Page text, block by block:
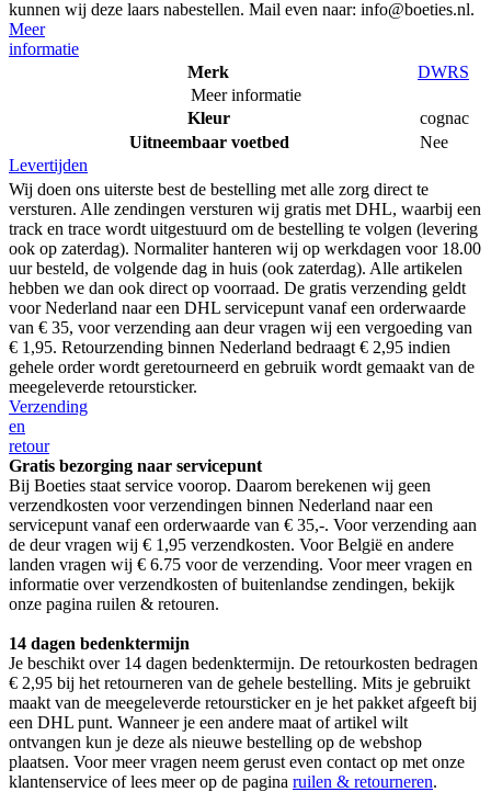
kunnen wij deze laars nabestellen. Mail even naar: info@boeties.nl.
Meer
informatie
Merk
DWRS
Meer informatie
Kleur
cognac
Uitneembaar voetbed
Nee
Levertijden
Wij doen ons uiterste best de bestelling met alle zorg direct te
versturen. Alle zendingen versturen wij gratis met DHL, waarbij een
track en trace wordt uitgestuurd om de bestelling te volgen (levering
ook op zaterdag). Normaliter hanteren wij op werkdagen voor 18.00
uur besteld, de volgende dag in huis (ook zaterdag). Alle artikelen
hebben we dan ook direct op voorraad. De gratis verzending geldt
voor Nederland naar een DHL servicepunt vanaf een orderwaarde
van € 35, voor verzending aan deur vragen wij een vergoeding van
€ 1,95. Retourzending binnen Nederland bedraagt € 2,95 indien
gehele order wordt geretourneerd en gebruik wordt gemaakt van de
meegeleverde retoursticker.
Verzending
en
retour
Gratis bezorging naar servicepunt
Bij Boeties staat service voorop. Daarom berekenen wij geen
verzendkosten voor verzendingen binnen Nederland naar een
servicepunt vanaf een orderwaarde van € 35,-. Voor verzending aan
de deur vragen wij € 1,95 verzendkosten. Voor België en andere
landen vragen wij € 6.75 voor de verzending. Voor meer vragen en
informatie over verzendkosten of buitenlandse zendingen, bekijk
onze pagina ruilen & retouren.
14 dagen bedenktermijn
Je beschikt over 14 dagen bedenktermijn. De retourkosten bedragen
€ 2,95 bij het retourneren van de gehele bestelling. Mits je gebruikt
maakt van de meegeleverde retoursticker en je het pakket afgeeft bij
een DHL punt. Wanneer je een andere maat of artikel wilt
ontvangen kun je deze als nieuwe bestelling op de webshop
plaatsen. Voor meer vragen neem gerust even contact op met onze
klantenservice of lees meer op de pagina ruilen & retourneren.